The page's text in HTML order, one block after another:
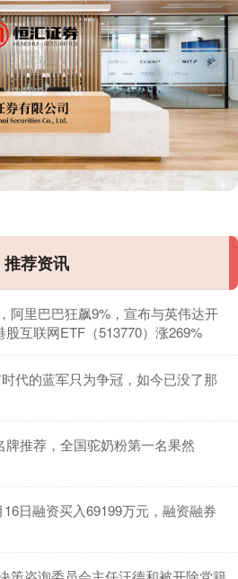
推荐资讯
阿里巴巴狂飙9%，宣布与英伟达开
股互联网ETF（513770）涨269%
代的蓝军只为争冠，如今已没了那
推荐，全国驼奶粉第一名果然
日融资买入69199万元，融资融券